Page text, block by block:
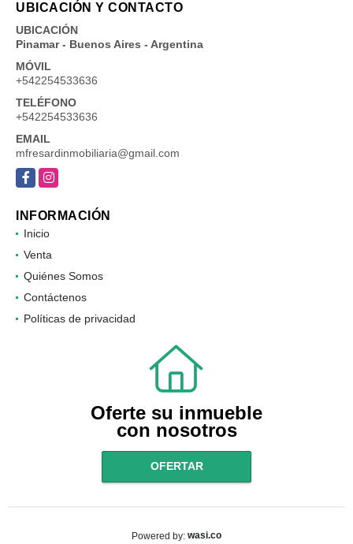
UBICACIÓN Y CONTACTO
UBICACIÓN
Pinamar - Buenos Aires - Argentina
MÓVIL
+542254533636
TELÉFONO
+542254533636
EMAIL
mfresardinmobiliaria@gmail.com
INFORMACIÓN
Inicio
Venta
Quiénes Somos
Contáctenos
Oferte su inmueble
con nosotros
OFERTAR